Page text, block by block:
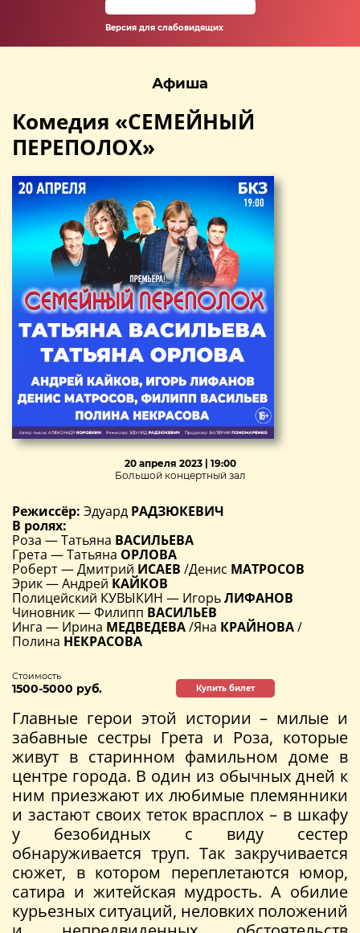
Версия для слабовидящих
Афиша
Комедия «СЕМЕЙНЫЙ
ПЕРЕПОЛОХ»
20 апреля 2023 | 19:00
Большой концертный зал
Режиссёр: Эдуард РАДЗЮКЕВИЧ
В ролях:
Роза — Татьяна ВАСИЛЬЕВА
Грета — Татьяна ОРЛОВА
Роберт — Дмитрий ИСАЕВ /Денис МАТРОСОВ
Эрик — АндрейКАЙКОВ
Полицейский КУВЫКИН — ИгорьЛИФАНОВ
Чиновник — Филипп ВАСИЛЬЕВ
Инга — Ирина МЕДВЕДЕВА/Яна КРАЙНОВА/
Полина НЕКРАСОВА
Стоимость
1500-5000 руб. Купить билет
Главные герои этой истории – милые и
забавные сестры Грета и Роза, которые
живут в старинном фамильном доме в
центре города. В один из обычных дней к
ним приезжают их любимые племянники
и застают своих теток врасплох – в шкафу
у безобидных с виду сестер
обнаруживается труп. Так закручивается
сюжет, в котором переплетаются юмор,
сатира и житейская мудрость. А обилие
курьезных ситуаций, неловких положений